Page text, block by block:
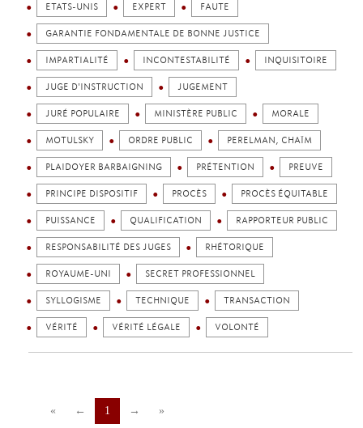
ETATS-UNIS EXPERT FAUTE
GARANTIE FONDAMENTALE DE BONNE JUSTICE
IMPARTIALITÉ INCONTESTABILITÉ INQUISITOIRE
JUGE D'INSTRUCTION JUGEMENT
JURÉ POPULAIRE MINISTÈRE PUBLIC MORALE
MOTULSKY ORDRE PUBLIC PERELMAN, CHAÏM
PLAIDOYER BARBAIGNING PRÉTENTION PREUVE
PRINCIPE DISPOSITIF PROCÈS PROCÈS ÉQUITABLE
PUISSANCE QUALIFICATION RAPPORTEUR PUBLIC
RESPONSABILITÉ DES JUGES RHÉTORIQUE
ROYAUME-UNI SECRET PROFESSIONNEL
SYLLOGISME TECHNIQUE TRANSACTION
VÉRITÉ VÉRITÉ LÉGALE VOLONTÉ
« ← 1 → »